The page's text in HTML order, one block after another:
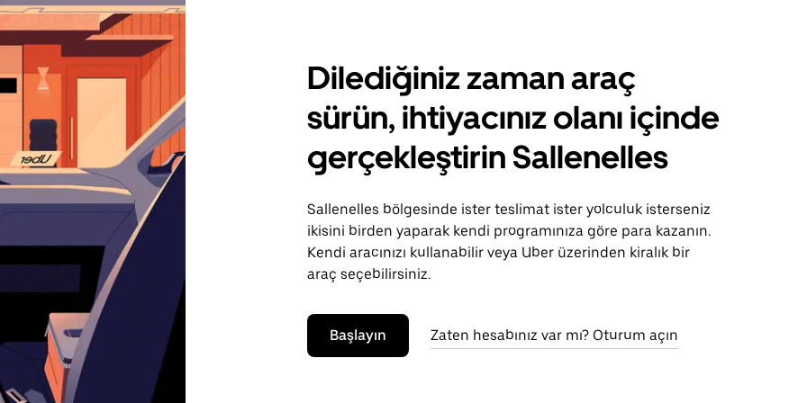
Dilediğiniz zaman araç
sürün, ihtiyacınız olanı içinde
gerçekleştirin Sallenelles
Sallenelles bölgesinde ister teslimat ister yolculuk isterseniz
ikisini birden yaparak kendi programınıza göre para kazanın.
Kendi aracınızı kullanabilir veya Uber üzerinden kiralık bir
araç seçebilirsiniz.
Başlayın Zaten hesabınız var mı? Oturum açın